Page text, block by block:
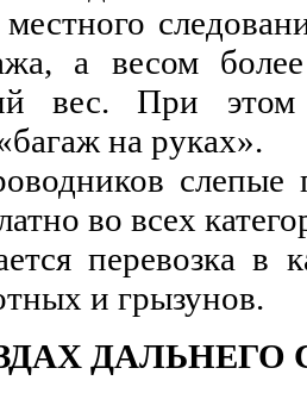
а весом
вес. При этом
на руках».
слепые
во всех
перевозка в
и грызунов.
ДАЛЬНЕГО